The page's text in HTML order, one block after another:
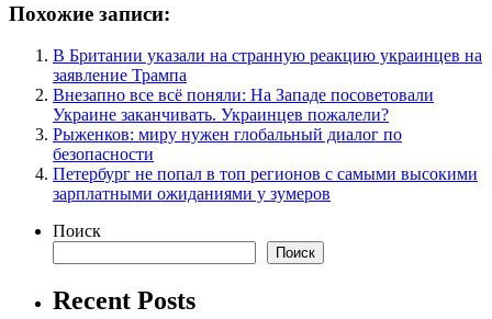
Похожие записи:
В Британии указали на странную реакцию украинцев на
заявление Трампа
Внезапно все всё поняли: На Западе посоветовали
Украине заканчивать. Украинцев пожалели?
Рыженков: миру нужен глобальный диалог по
безопасности
Петербург не попал в топ регионов с самыми высокими
зарплатными ожиданиями у зумеров
Поиск
Поиск
Recent Posts